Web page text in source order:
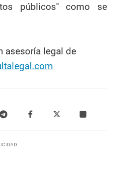
públicos" como se
asesoría legal de